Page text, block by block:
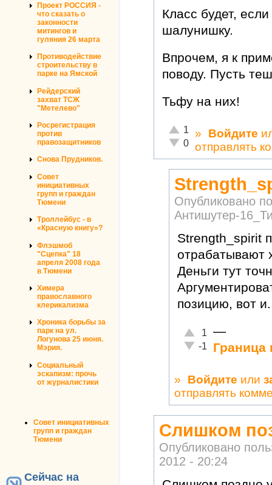
Проект РОССИЯ -
что сказать о
законности
митингов и
гуляния 26 марта
Противодействие
строительству в
парке на Ямской
Рейдерский
захват ТСЖ
"Метелево"
Росрегистрация
против
правозащитников
Снова Прудников.
Совет
инициативных
групп и граждан
Тюмени
Троллейбус - в
«Красную книгу»?
Флэшмоб
"Сцепка" 18
апреля 2008 года
в Тюмени
Химера
православного
клерикализма
Хроника борьбы за
парк на ул.
Логунова 25 июня.
Мэрия.
Социальный
эскапизм: прочь
от журналистики
Совет инициативных
групп и граждан
Тюмени
Сейчас на
Класс будет,
шалунишку.
Впрочем, я к
поводу. Пусть
Тьфу на них!
Отлично!
1
Неадекватно!
0
» Войдите
отправлять
Опубликовано
Антишутер-
Strength_spirit
отрабатывают
Деньги тут
позицию, вот
Отлично!
1
Неадекватно!
-1
—
Граница
» Войдите или
отправлять
Слишком
Опубликовано
2012 - 20:24